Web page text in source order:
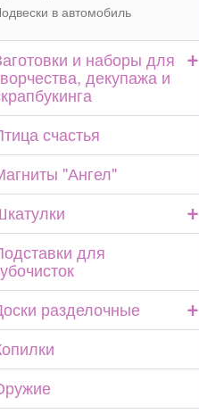
в автомобиль
+
и наборы для
декупажа и
счастья
"Ангел"
+
для
+
разделочные